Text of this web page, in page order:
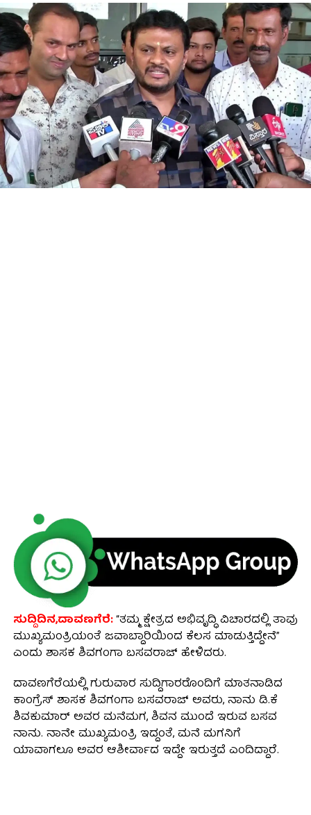
ಸುದ್ದಿದಿನ,ದಾವಣಗೆರೆ:“ತಮ್ಮ ಕ್ಷೇತ್ರದ ಅಭಿವೃದ್ಧಿ ವಿಚಾರದಲ್ಲಿ ತಾವು
ಮುಖ್ಯಮಂತ್ರಿಯಂತೆ ಜವಾಬ್ದಾರಿಯಿಂದ ಕೆಲಸ ಮಾಡುತ್ತಿದ್ದೇನೆ”
ಎಂದು ಶಾಸಕ ಶಿವಗಂಗಾ ಬಸವರಾಜ್ ಹೇಳಿದರು.
ದಾವಣಗೆರೆಯಲ್ಲಿ ಗುರುವಾರ ಸುದ್ದಿಗಾರರೊಂದಿಗೆ ಮಾತನಾಡಿದ
ಕಾಂಗ್ರೆಸ್ ಶಾಸಕ ಶಿವಗಂಗಾ ಬಸವರಾಜ್ ಅವರು, ನಾನು ಡಿ.ಕೆ
ಶಿವಕುಮಾರ್‌ ಅವರ ಮನೆಮಗ, ಶಿವನ ಮುಂದೆ ಇರುವ ಬಸವ
ನಾನು. ನಾನೇ ಮುಖ್ಯಮಂತ್ರಿ ಇದ್ದಂತೆ, ಮನೆ ಮಗನಿಗೆ
ಯಾವಾಗಲೂ ಅವರ ಆಶೀರ್ವಾದ ಇದ್ದೇ ಇರುತ್ತದೆ ಎಂದಿದ್ದಾರೆ.